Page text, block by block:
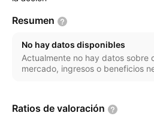
Resumen
No hay datos disponibles
Actualmente no hay datos sobre
mercado, ingresos o beneficios
Ratios de valoración